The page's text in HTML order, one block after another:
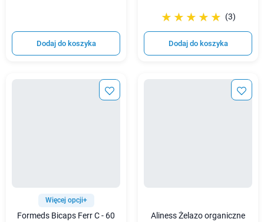
Dodaj do koszyka
☆☆☆☆☆
★★★★★ (3)
Dodaj do koszyka
Więcej opcji+
Formeds Bicaps Ferr C - 60
Aliness Żelazo organiczne